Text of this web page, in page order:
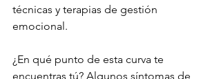
técnicas y terapias de gestión
emocional.
¿En qué punto de esta curva te
encuentras tú? Algunos síntomas de